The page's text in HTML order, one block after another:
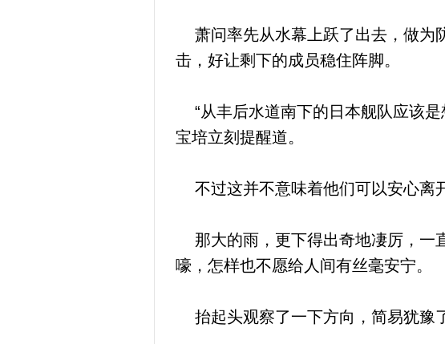
萧问率先从水幕上跃了出去，做为
击，好让剩下的成员稳住阵脚。
“从丰后水道南下的日本舰队应该是
宝培立刻提醒道。
不过这并不意味着他们可以安心离
那大的雨，更下得出奇地凄厉，一
嚎，怎样也不愿给人间有丝毫安宁。
抬起头观察了一下方向，简易犹豫